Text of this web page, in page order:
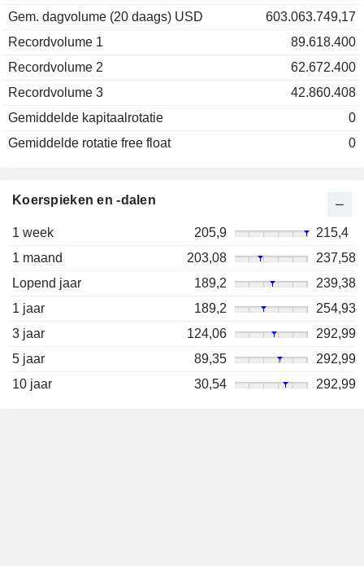
Gem. dagvolume (20 daags) USD
603.063.749,17
Recordvolume 1
89.618.400
Recordvolume 2
62.672.400
Recordvolume 3
42.860.408
Gemiddelde kapitaalrotatie
0
Gemiddelde rotatie free float
0
Koerspieken en -dalen
1 week 205,9
215,4
1 maand
203,08
237,58
Lopend jaar
189,2
239,38
1 jaar
189,2
254,93
3 jaar
124,06
292,99
5 jaar
89,35
292,99
10 jaar
30,54 292,99